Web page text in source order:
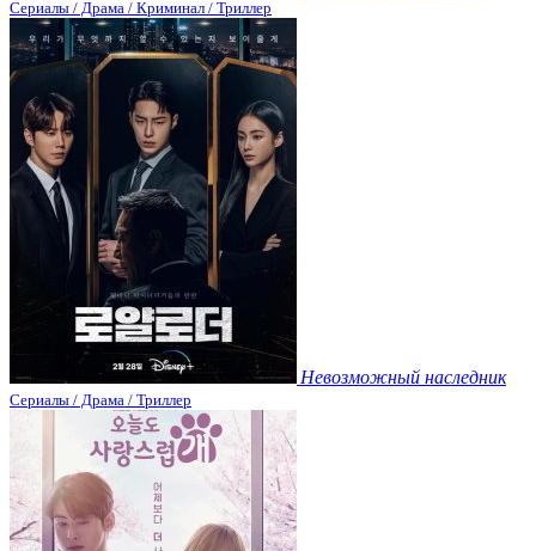
Сериалы / Драма / Криминал / Триллер
Невозможный наследник
Сериалы / Драма / Триллер